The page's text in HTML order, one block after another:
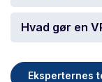
Hvad gør en
Eksperternes